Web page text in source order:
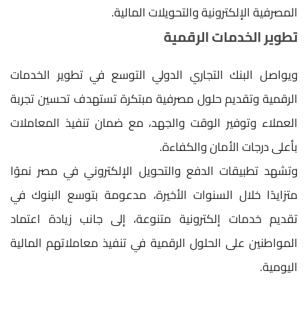
المصرفية الإلكترونية والتحويلات المالية.
تطوير الخدمات الرقمية
ويواصل البنك التجاري الدولي التوسع في تطوير الخدمات
الرقمية وتقديم حلول مصرفية مبتكرة تستهدف تحسين تجربة
العملاء وتوفير الوقت والجهد، مع ضمان تنفيذ المعاملات
بأعلى درجات الأمان والكفاءة.
وتشهد تطبيقات الدفع والتحويل الإلكتروني في مصر نموًا
متزايدًا خلال السنوات الأخيرة، مدعومة بتوسع البنوك في
تقديم خدمات إلكترونية متنوعة، إلى جانب زيادة اعتماد
المواطنين على الحلول الرقمية في تنفيذ معاملاتهم المالية
اليومية.